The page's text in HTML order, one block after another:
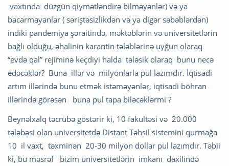
vaxtında düzgün qiymətləndirə bilməyənlər) və ya
bacarmayanlar ( səriştəsizlikdən və ya digər səbəblərdən)
indiki pandemiya şəraitində, məktəblərin və universitetlərin
bağlı olduğu, əhalinin karantin tələblərinə uyğun olaraq
“evdə qal” rejiminə keçdiyi halda tələsik olaraq bunu necə
edəcəklər? Buna illər və milyonlarla pul lazımdır. İqtisadi
artım illərində bunu etmək istəməyənlər, iqtisadi böhran
illərində görəsən buna pul tapa biləcəklərmi ?
Beynəlxalq təcrübə göstərir ki, 10 fakultəsi və 20.000
tələbəsi olan universitetdə Distant Təhsil sistemini qurmağa
10 il vaxt, təxminən 20-30 milyon dollar pul lazımdır. Təbii
ki, bu məsrəf bizim universitetlərin imkanı daxilində